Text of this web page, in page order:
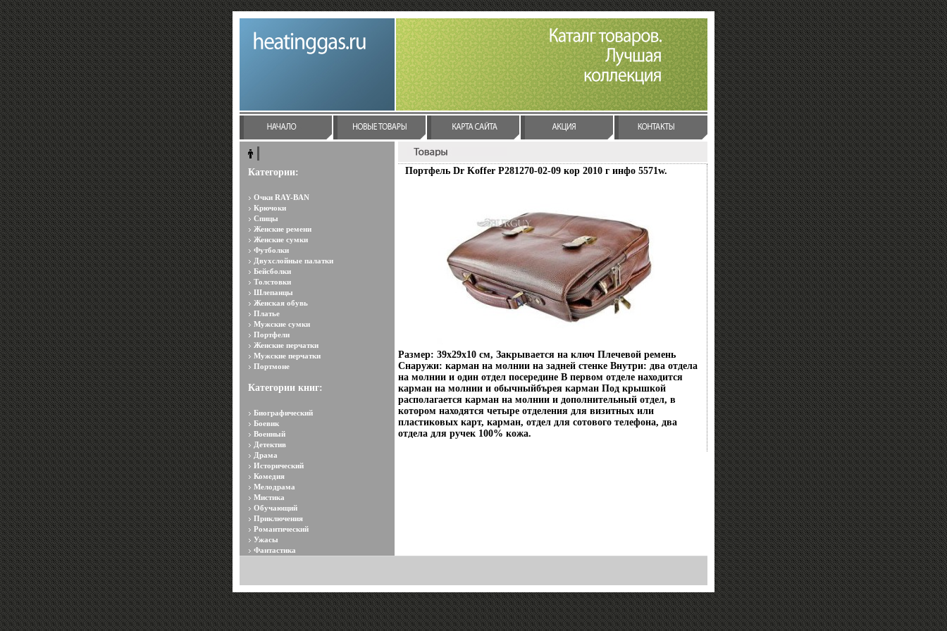
Категории:
Очки RAY-BAN
Крючоки
Спицы
Женские ремени
Женские сумки
Футболки
Двухслойные палатки
Бейсболки
Толстовки
Шлепанцы
Женская обувь
Платье
Мужские сумки
Портфели
Женские перчатки
Мужские перчатки
Портмоне
Категории книг:
Биографический
Боевик
Военный
Детектив
Драма
Исторический
Комедия
Мелодрама
Мистика
Обучающий
Приключения
Романтический
Ужасы
Фантастика
Портфель Dr Koffer Р281270-02-09 кор 2010 г инфо 5571w.
Размер: 39х29х10 см, Закрывается на ключ Плечевой ремень
Снаружи: карман на молнии на задней стенке Внутри: два отдела
на молнии и один отдел посередине В первом отделе находится
карман на молнии и обычныйбърея карман Под крышкой
располагается карман на молнии и дополнительный отдел, в
котором находятся четыре отделения для визитных или
пластиковых карт, карман, отдел для сотового телефона, два
отдела для ручек 100% кожа.